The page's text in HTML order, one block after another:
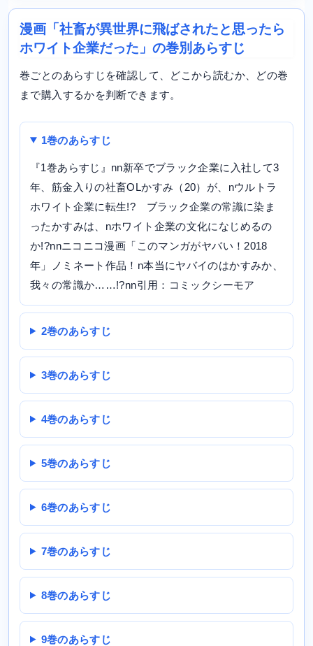
漫画「社畜が異世界に飛ばされたと思ったら
ホワイト企業だった」の巻別あらすじ
巻ごとのあらすじを確認して、どこから読むか、どの巻
まで購入するかを判断できます。
1巻のあらすじ
『1巻あらすじ』nn新卒でブラック企業に入社して3
年、筋金入りの社畜OLかすみ（20）が、nウルトラ
ホワイト企業に転生!? ブラック企業の常識に染ま
ったかすみは、nホワイト企業の文化になじめるの
か!?nnニコニコ漫画「このマンガがヤバい！2018
年」ノミネート作品！n本当にヤバイのはかすみか、
我々の常識か……!?nn引用：コミックシーモア
2巻のあらすじ
3巻のあらすじ
4巻のあらすじ
5巻のあらすじ
6巻のあらすじ
7巻のあらすじ
8巻のあらすじ
9巻のあらすじ